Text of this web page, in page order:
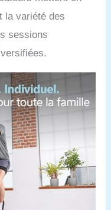
la variété des
sessions